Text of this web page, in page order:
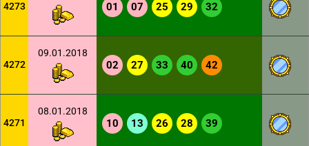
4273 01 07 25 29 32
4272
09.01.2018
02 27 33 40 42
4271
08.01.2018
10 13 26 28 39